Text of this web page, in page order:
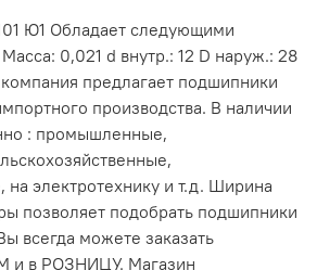
Ю1 Обладает следующими
0,021 d внутр.: 12 D наруж.: 28
предлагает подшипники
производства. В наличии
: промышленные,
электротехнику и т.д. Ширина
позволяет подобрать подшипники
всегда можете заказать
и в РОЗНИЦУ. Магазин